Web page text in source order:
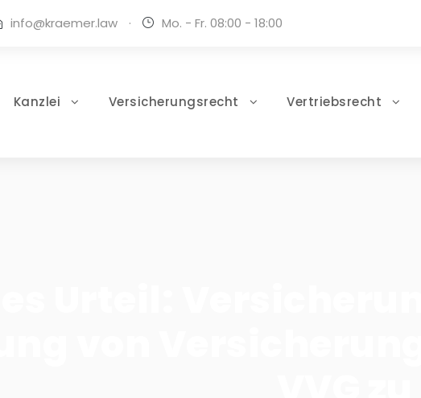
info@kraemer.law · Mo. - Fr. 08:00 - 18:00
Kanzlei Versicherungsrecht Vertriebsrecht